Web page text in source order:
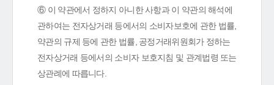
⑥ 이 약관에서 정하지 아니한 사항과 이 약관의 해석에
관하여는 전자상거래 등에서의 소비자보호에 관한 법률,
약관의 규제 등에 관한 법률, 공정거래위원회가 정하는
전자상거래 등에서의 소비자 보호지침 및 관계법령 또는
상관례에 따릅니다.